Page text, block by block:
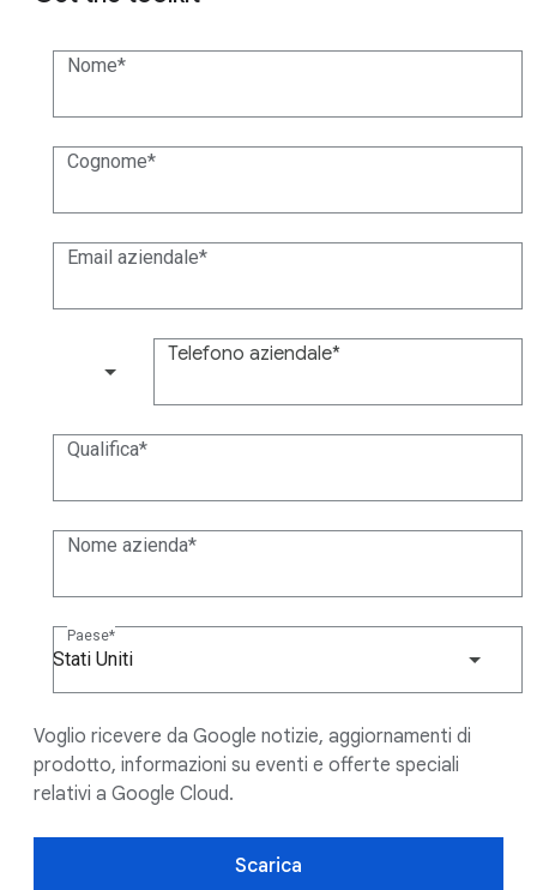
Nome
Cognome
Email aziendale
Telefono aziendale
Qualifica
Nome azienda
Paese
Stati Uniti
Voglio ricevere da Google notizie, aggiornamenti di
prodotto, informazioni su eventi e offerte speciali
relativi a Google Cloud.
Scarica